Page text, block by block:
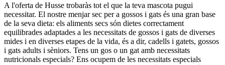
A l'oferta de Husse trobaràs tot el que la teva mascota pugui
necessitar. El nostre menjar sec per a gossos i gats és una gran base
de la seva dieta: els aliments secs són dietes correctament
equilibrades adaptades a les necessitats de gossos i gats de diverses
mides i en diverses etapes de la vida, és a dir, cadells i gatets, gossos
i gats adults i sèniors. Tens un gos o un gat amb necessitats
nutricionals especials? Ens ocupem de les necessitats especials